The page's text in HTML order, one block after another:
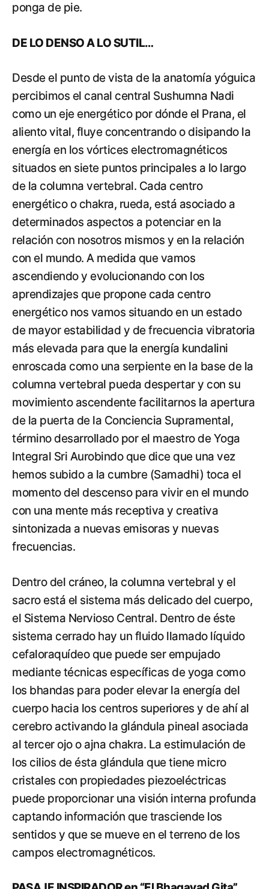
ponga de pie.
DE LO DENSO A LO SUTIL…
Desde el punto de vista de la anatomía yóguica
percibimos el canal central Sushumna Nadi
como un eje energético por dónde el Prana, el
aliento vital, fluye concentrando o disipando la
energía en los vórtices electromagnéticos
situados en siete puntos principales a lo largo
de la columna vertebral. Cada centro
energético o chakra, rueda, está asociado a
determinados aspectos a potenciar en la
relación con nosotros mismos y en la relación
con el mundo. A medida que vamos
ascendiendo y evolucionando con los
aprendizajes que propone cada centro
energético nos vamos situando en un estado
de mayor estabilidad y de frecuencia vibratoria
más elevada para que la energía kundalini
enroscada como una serpiente en la base de la
columna vertebral pueda despertar y con su
movimiento ascendente facilitarnos la apertura
de la puerta de la Conciencia Supramental,
término desarrollado por el maestro de Yoga
Integral Sri Aurobindo que dice que una vez
hemos subido a la cumbre (Samadhi) toca el
momento del descenso para vivir en el mundo
con una mente más receptiva y creativa
sintonizada a nuevas emisoras y nuevas
frecuencias.
Dentro del cráneo, la columna vertebral y el
sacro está el sistema más delicado del cuerpo,
el Sistema Nervioso Central. Dentro de éste
sistema cerrado hay un fluido llamado líquido
cefaloraquídeo que puede ser empujado
mediante técnicas específicas de yoga como
los bhandas para poder elevar la energía del
cuerpo hacia los centros superiores y de ahí al
cerebro activando la glándula pineal asociada
al tercer ojo o ajna chakra. La estimulación de
los cilios de ésta glándula que tiene micro
cristales con propiedades piezoeléctricas
puede proporcionar una visión interna profunda
captando información que trasciende los
sentidos y que se mueve en el terreno de los
campos electromagnéticos.